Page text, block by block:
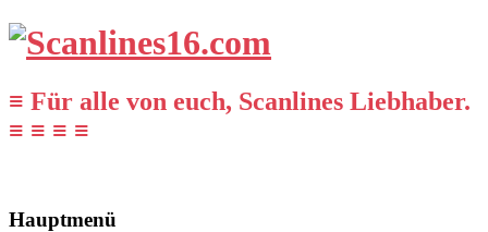
≡ Für alle von euch, Scanlines Liebhaber.
≡ ≡ ≡ ≡
Hauptmenü